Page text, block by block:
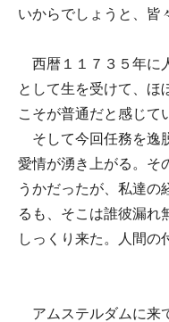
いからでしょうと、皆
西暦１１７３５年に
として生を受けて、ほ
こそが普通だと感じて
そして今回任務を逸
愛情が湧き上がる。そ
うかだったが、私達の
るも、そこは誰彼漏れ
しっくり来た。人間の
アムステルダムに来